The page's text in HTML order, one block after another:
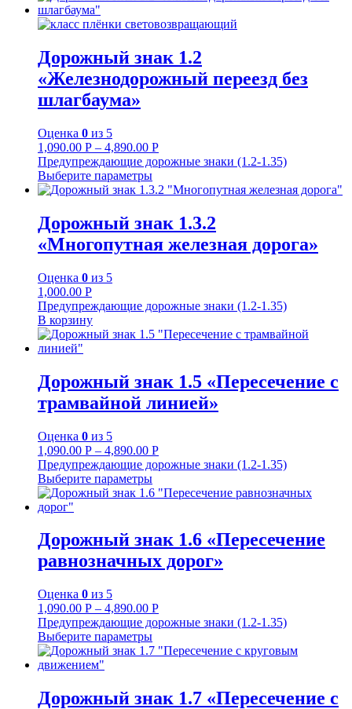
Дорожный знак 1.2
«Железнодорожный переезд без
шлагбаума»
Оценка 0 из 5
1,090.00 Р – 4,890.00 Р
Предупреждающие дорожные знаки (1.2-1.35)
Выберите параметры
Дорожный знак 1.3.2
«Многопутная железная дорога»
Оценка 0 из 5
1,000.00 Р
Предупреждающие дорожные знаки (1.2-1.35)
В корзину
Дорожный знак 1.5 «Пересечение с
трамвайной линией»
Оценка 0 из 5
1,090.00 Р – 4,890.00 Р
Предупреждающие дорожные знаки (1.2-1.35)
Выберите параметры
Дорожный знак 1.6 «Пересечение
равнозначных дорог»
Оценка 0 из 5
1,090.00 Р – 4,890.00 Р
Предупреждающие дорожные знаки (1.2-1.35)
Выберите параметры
Дорожный знак 1.7 «Пересечение с